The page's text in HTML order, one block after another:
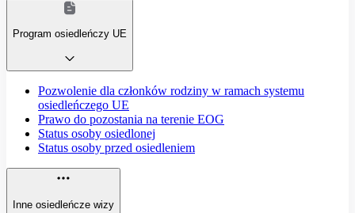
Program osiedleńczy UE
Pozwolenie dla członków rodziny w ramach systemu
osiedleńczego UE
Prawo do pozostania na terenie EOG
Status osoby osiedlonej
Status osoby przed osiedleniem
Inne osiedleńcze wizy